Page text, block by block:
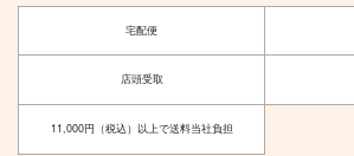
RE:recording 03
趣ハイジャンプ
オールキャラ
iozo
ジョニィ・ジョースター
宅配便
店頭受取
11,000円（税込）以上で送料当社負担